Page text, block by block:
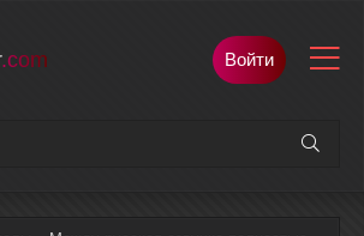
.com Войти